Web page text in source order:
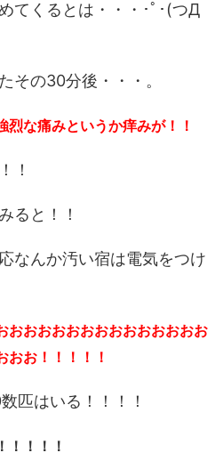
てくるとは・・・･ﾟ･(つД
その30分後・・・。
な痛みというか痒みが！！
！
ると！！
なんか汚い宿は電気をつけ
おおおおおおおおおおおおおお
おお！！！！！
匹はいる！！！！
！！！！